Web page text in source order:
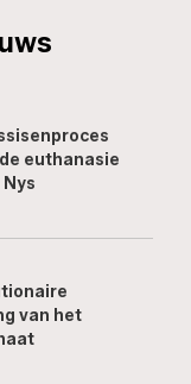
euthanasie
van het